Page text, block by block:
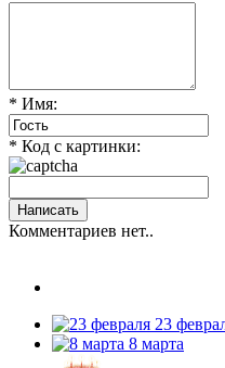
* Имя:
* Код с картинки:
Комментариев нет..
23
8 марта